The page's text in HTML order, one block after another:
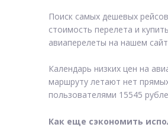
Поиск самых дешевых
стоимость перелета и
авиаперелеты на нашем
Календарь низких цен на
маршруту летают нет
пользователями 15545
Как еще сэкономить